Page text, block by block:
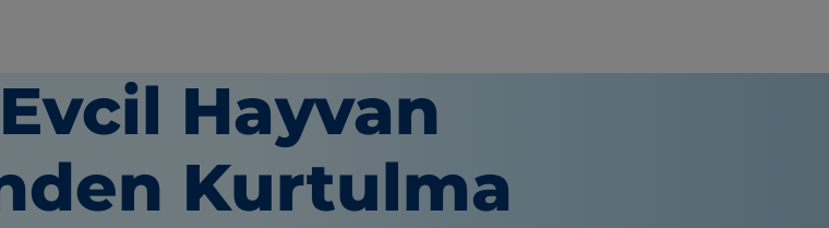
Hayvan
Kurtulma